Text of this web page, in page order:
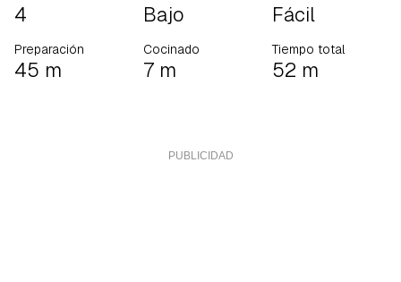
4 Bajo Fácil
Preparación
45 m
Cocinado
7 m
Tiempo total
52 m